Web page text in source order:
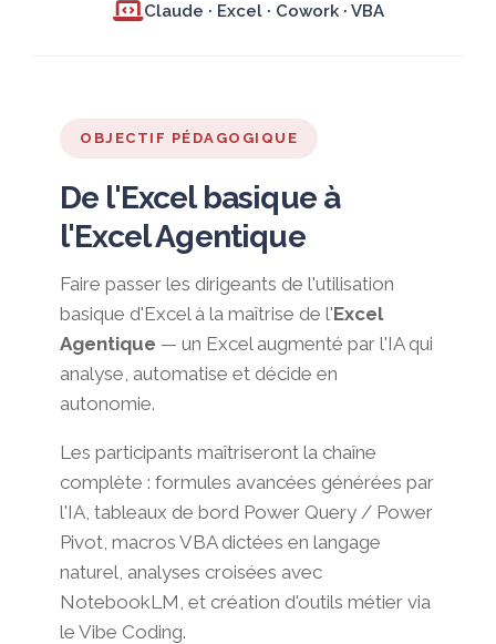
Claude · Excel · Cowork · VBA
OBJECTIF PÉDAGOGIQUE
De l'Excel basique à
l'Excel Agentique
Faire passer les dirigeants de l'utilisation
basique d'Excel à la maîtrise de l'Excel
Agentique — un Excel augmenté par l'IA qui
analyse, automatise et décide en
autonomie.
Les participants maîtriseront la chaîne
complète : formules avancées générées par
l'IA, tableaux de bord Power Query / Power
Pivot, macros VBA dictées en langage
naturel, analyses croisées avec
NotebookLM, et création d'outils métier via
le Vibe Coding.